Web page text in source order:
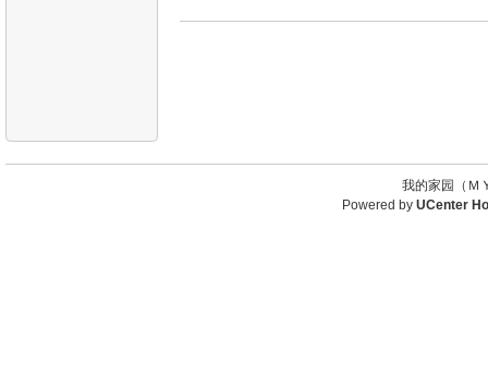
我的家园（
Powered by UCenter